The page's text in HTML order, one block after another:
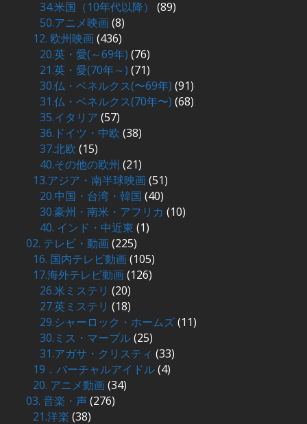
34.米国（10年代以降）
(89)
50.アニメ映画(8)
12. 欧州映画(436)
20.英・愛(～69年) (76)
21.英・愛(70年～) (71)
30.仏・ベネルクス(〜69年) (91)
31.仏・ベネルクス(70年〜) (68)
35.イタリア (57)
36.ドイツ・中欧 (38)
37.北欧 (15)
40.その他の欧州 (21)
13.アジア・南半球映画(51)
20.中国・台湾・韓国 (40)
30.豪州・南米・アフリカ (10)
40. インド・中近東 (1)
02. テレビ・動画(225)
16. 国内テレビ動画(105)
17.海外テレビ動画(126)
26.米ミステリ (20)
27.英ミステリ (18)
29.シャーロック・ホームズ(11)
30.ミス・マープル(25)
31.アガサ・クリスティ (33)
19．バーチャルアイドル(4)
20. アニメ動画(34)
03. 音楽・声(276)
21.洋楽 (38)